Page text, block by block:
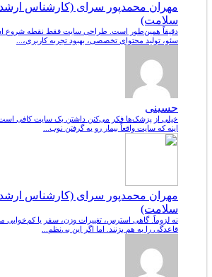
مهران محمدپور سرای (کارشناس
سلامت)
دقیقاً همین‌طور است. طراحی سایت فقط نقطه شروع
سئو، تولید محتوای تخصصی، بهبود تجربه کاربری،...
حسینی
خیلی از پزشک‌ها فکر می‌کنن داشتن یک سایت کافی
اینه که سایت واقعاً بیمار رو به گرفتن نوب...
مهران محمدپور سرای (کارشناس
سلامت)
نه لزوماً. گاهی استرس، تغییرات وزن، سفر یا
قاعدگی را به هم بزنند. اما اگر این بی‌نظم...